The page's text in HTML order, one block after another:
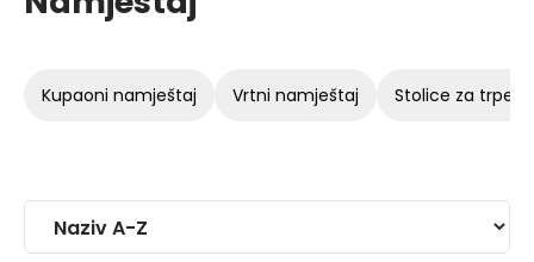
kupaoni namještaj vrtni namještaj stolice za